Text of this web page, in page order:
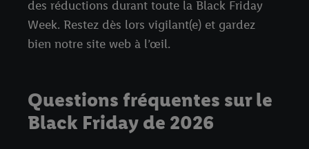
des réductions durant toute la Black Friday
Week. Restez dès lors vigilant(e) et gardez
bien notre site web à l’œil.
Questions fréquentes sur le
Black Friday de 2026